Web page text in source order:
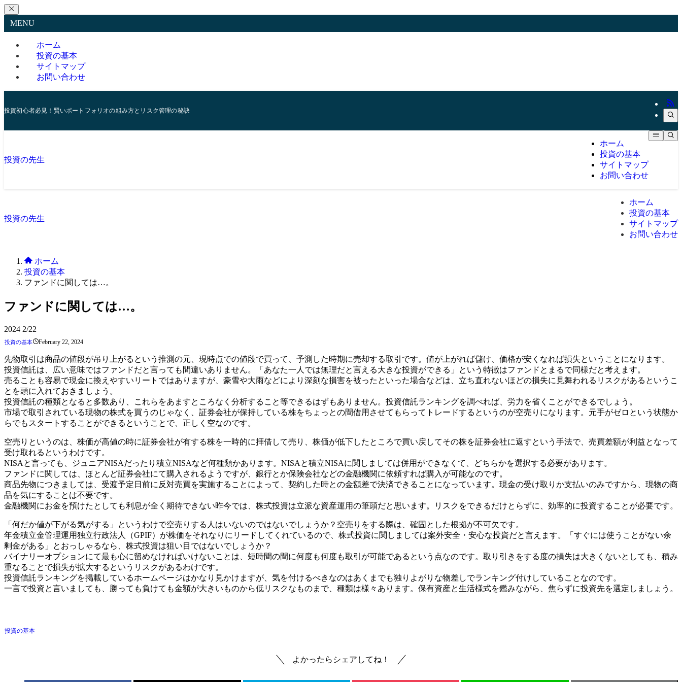
MENU
ホーム
投資の基本
サイトマップ
お問い合わせ
投資初心者必見！賢いポートフォリオの組み方とリスク管理の秘訣
投資の先生
ホーム
投資の基本
サイトマップ
お問い合わせ
投資の先生
ホーム
投資の基本
サイトマップ
お問い合わせ
ホーム
投資の基本
ファンドに関しては…。
ファンドに関しては…。
2024 2/22
投資の基本 February 22, 2024
先物取引は商品の値段が吊り上がるという推測の元、現時点での値段で買って、予測した時期に売却する取引です。値が上がれば儲け、価格が安くなれば損失ということになります。
投資信託は、広い意味ではファンドだと言っても間違いありません。「あなた一人では無理だと言える大きな投資ができる」という特徴はファンドとまるで同様だと考えます。
売ることも容易で現金に換えやすいリートではありますが、豪雪や大雨などにより深刻な損害を被ったといった場合などは、立ち直れないほどの損失に見舞われるリスクがあるというこ
とを頭に入れておきましょう。
投資信託の種類となると多数あり、これらをあますところなく分析すること等できるはずもありません。投資信託ランキングを調べれば、労力を省くことができるでしょう。
市場で取引されている現物の株式を買うのじゃなく、証券会社が保持している株をちょっとの間借用させてもらってトレードするというのが空売りになります。元手がゼロという状態か
らでもスタートすることができるということで、正しく空なのです。
空売りというのは、株価が高値の時に証券会社が有する株を一時的に拝借して売り、株価が低下したところで買い戻してその株を証券会社に返すという手法で、売買差額が利益となって
受け取れるというわけです。
NISAと言っても、ジュニアNISAだったり積立NISAなど何種類かあります。NISAと積立NISAに関しましては併用ができなくて、どちらかを選択する必要があります。
ファンドに関しては、ほとんど証券会社にて購入されるようですが、銀行とか保険会社などの金融機関に依頼すれば購入が可能なのです。
商品先物につきましては、受渡予定日前に反対売買を実施することによって、契約した時との金額差で決済できることになっています。現金の受け取りか支払いのみですから、現物の商
品を気にすることは不要です。
金融機関にお金を預けたとしても利息が全く期待できない昨今では、株式投資は立派な資産運用の筆頭だと思います。リスクをできるだけとらずに、効率的に投資することが必要です。
「何だか値が下がる気がする」というわけで空売りする人はいないのではないでしょうか？空売りをする際は、確固とした根拠が不可欠です。
年金積立金管理運用独立行政法人（GPIF）が株価をそれなりにリードしてくれているので、株式投資に関しましては案外安全・安心な投資だと言えます。「すぐには使うことがない余
剰金がある」とおっしゃるなら、株式投資は狙い目ではないでしょうか？
バイナリーオプションにて最も心に留めなければいけないことは、短時間の間に何度も何度も取引が可能であるという点なのです。取り引きをする度の損失は大きくないとしても、積み
重なることで損失が拡大するというリスクがあるわけです。
投資信託ランキングを掲載しているホームページはかなり見かけますが、気を付けるべきなのはあくまでも独りよがりな物差しでランキング付けしていることなのです。
一言で投資と言いましても、勝っても負けても金額が大きいものから低リスクなものまで、種類は様々あります。保有資産と生活様式を鑑みながら、焦らずに投資先を選定しましょう。
投資の基本
よかったらシェアしてね！